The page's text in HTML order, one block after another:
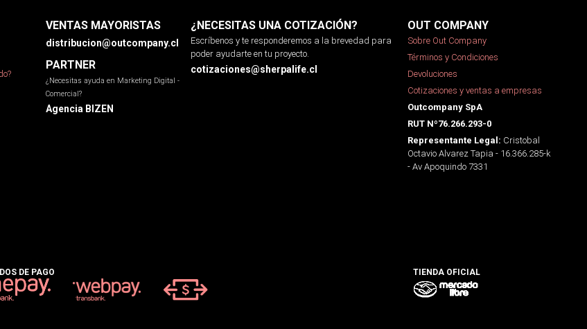
VENTAS MAYORISTAS
distribucion@outcompany.cl
PARTNER
¿Necesitas ayuda en Marketing Digital -
Comercial?
Agencia BIZEN
¿NECESITAS UNA COTIZACIÓN?
Escríbenos y te responderemos a la brevedad para
poder ayudarte en tu proyecto.
cotizaciones@sherpalife.cl
OUT COMPANY
Sobre Out Company
Términos y Condiciones
Devoluciones
Cotizaciones y ventas a empresas
Outcompany SpA
RUT Nº76.266.293-0
Representante Legal: Cristobal
Octavio Alvarez Tapia - 16.366.285-k
- Av Apoquindo 7331
DE PAGO TIENDA OFICIAL